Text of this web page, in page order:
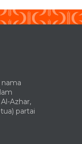
nama
Azhar,
partai